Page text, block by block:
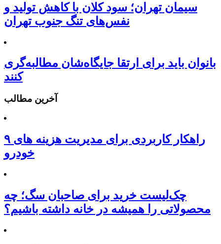
سیمان تهران؛ سود کلان با کاهش تولید و
نفس‌های تنگ جنوب تهران
بانوان باید برای ارتقا جایگاه‌شان مطالبه‌گری
کنند
آخرین مطالب
۹ راهکار کاربردی برای مدیریت هزینه های
خودرو
چک‌لیست خرید برای صاحبان سگ؛ چه
محصولاتی را همیشه در خانه داشته باشیم؟